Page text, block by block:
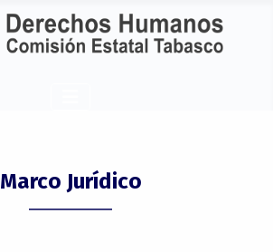
Marco Jurídico